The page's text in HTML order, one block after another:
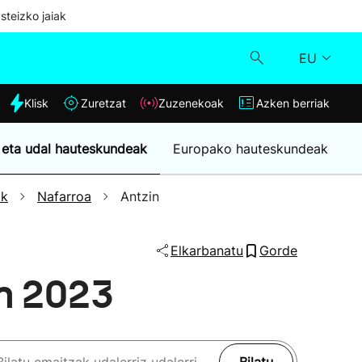
jaiak
EU
Klisk
Zuzenekoak
Azken berriak
Klisk Zuretzat Zuzenekoak Azken berriak
udal hauteskundeak Europako hauteskundeak
Nafarroa Antzin
Elkarbanatu Gorde
2023